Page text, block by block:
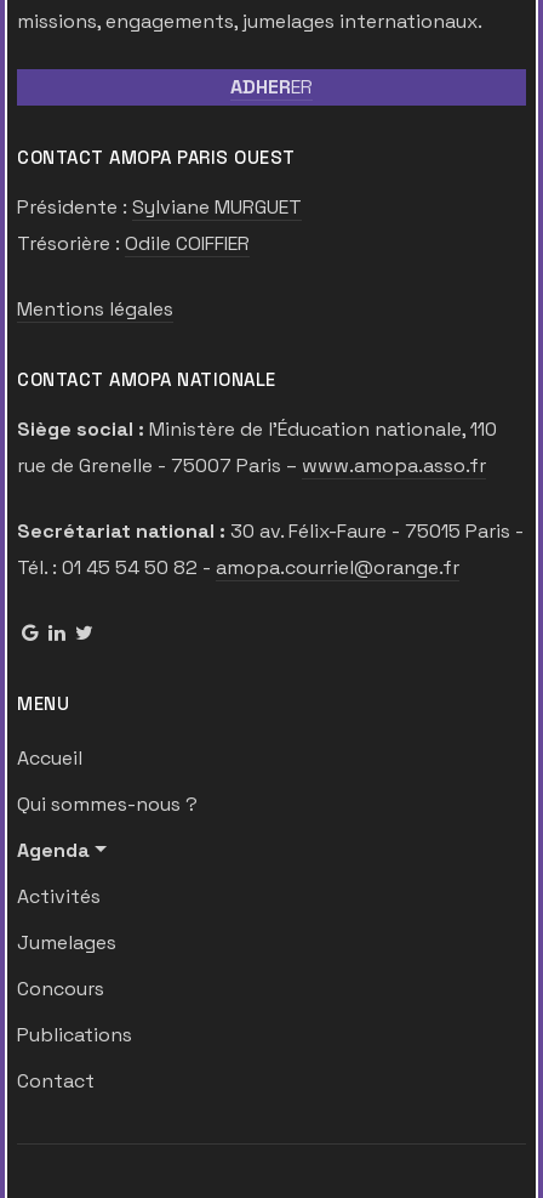
missions, engagements, jumelages internationaux.
ADHERER
CONTACT AMOPA PARIS OUEST
Présidente : Sylviane MURGUET
Trésorière : Odile COIFFIER
Mentions légales
CONTACT AMOPA NATIONALE
Siège social : Ministère de l’Éducation nationale, 110
rue de Grenelle - 75007 Paris – www.amopa.asso.fr
Secrétariat national : 30 av. Félix-Faure - 75015 Paris -
Tél. : 01 45 54 50 82 - amopa.courriel@orange.fr
MENU
Accueil
Qui sommes-nous ?
Agenda
Activités
Jumelages
Concours
Publications
Contact